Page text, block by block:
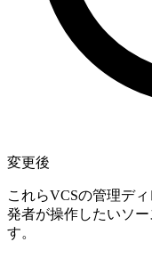
変更後
これらVCSの管理デ
発者が操作したいソ
す。